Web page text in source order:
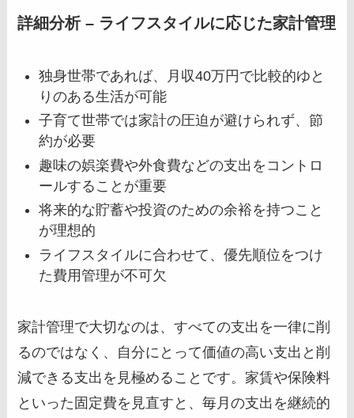
詳細分析 – ライフスタイルに応じた家計管理
独身世帯であれば、月収40万円で比較的ゆと
りのある生活が可能
子育て世帯では家計の圧迫が避けられず、節
約が必要
趣味の娯楽費や外食費などの支出をコントロ
ールすることが重要
将来的な貯蓄や投資のための余裕を持つこと
が理想的
ライフスタイルに合わせて、優先順位をつけ
た費用管理が不可欠
家計管理で大切なのは、すべての支出を一律に削
るのではなく、自分にとって価値の高い支出と削
減できる支出を見極めることです。家賃や保険料
といった固定費を見直すと、毎月の支出を継続的